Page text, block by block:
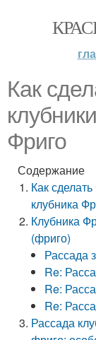
Как
Фриго
Содержание
Как
клубника
Клубника
(фриго)
Рассада
Re:
Re:
Re:
Рассада